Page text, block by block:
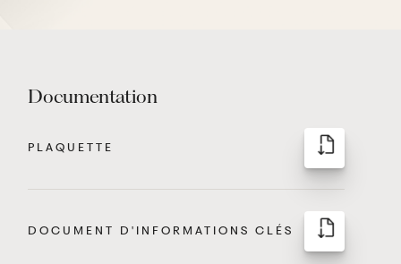
Documentation
PLAQUETTE
DOCUMENT D'INFORMATIONS CLÉS